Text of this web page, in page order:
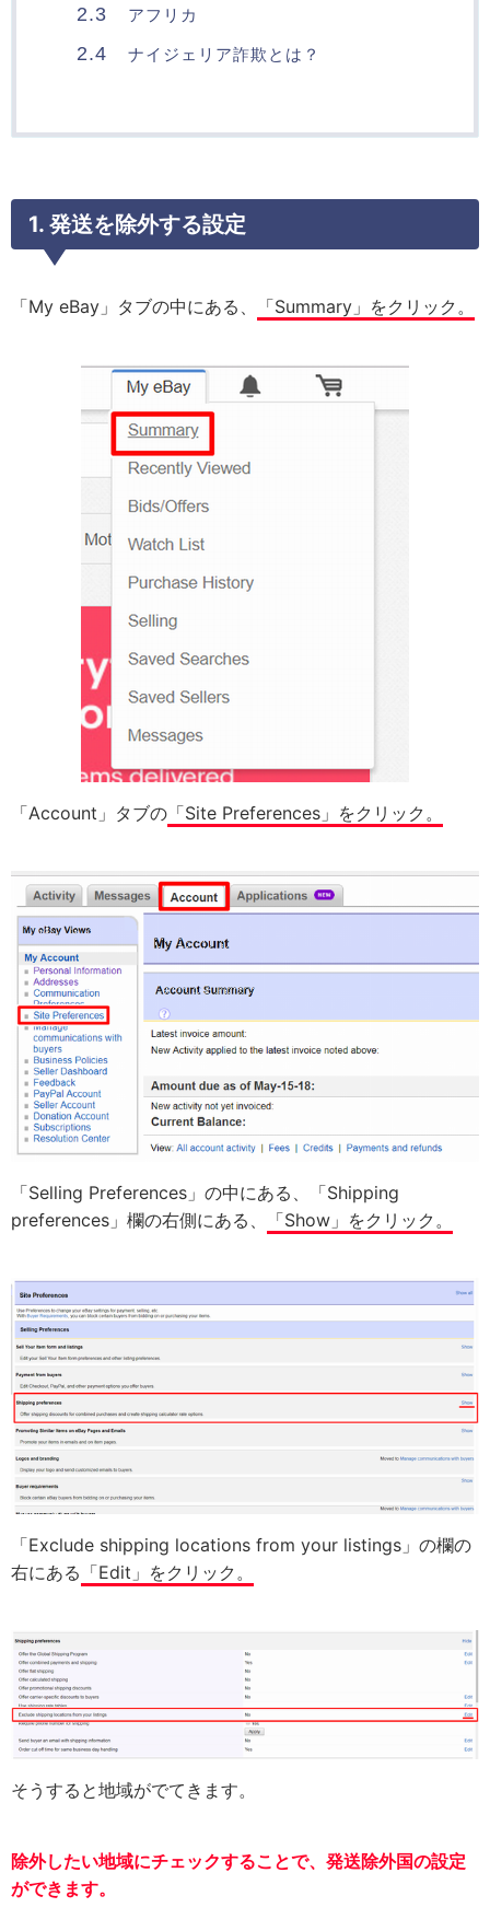
2.3 アフリカ
2.4 ナイジェリア詐欺とは？
1. 発送を除外する設定
「My eBay」タブの中にある、 「Summary」をクリック。
「Account」タブの 「Site Preferences」をクリック。
「Selling Preferences」の中にある、「Shipping
preferences」欄の右側にある、
「Show」をクリック。
「Exclude shipping locations from your listings」の欄の
右にある 「Edit」をクリック。
そうすると地域がでてきます。
除外したい地域にチェックすることで、発送除外国の設定
ができます。